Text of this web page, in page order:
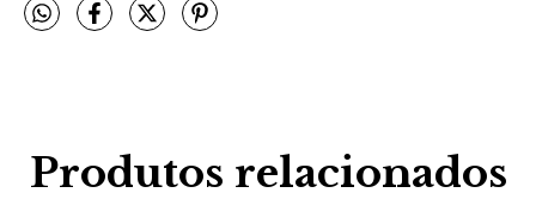
Produtos relacionados